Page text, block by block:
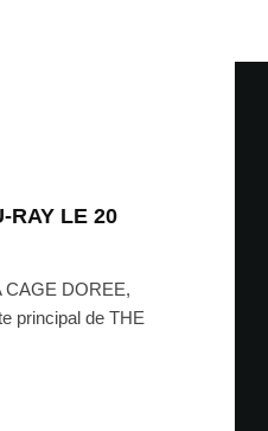
RAY LE 20
CAGE DOREE,
principal de THE